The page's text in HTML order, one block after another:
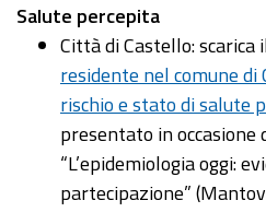
Salute percepita
Città di Castello: scarica
residente nel comune
rischio e stato di salute
presentato in occasione
“L’epidemiologia oggi:
partecipazione”